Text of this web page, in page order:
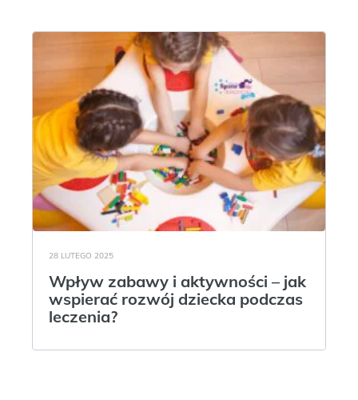
28 LUTEGO 2025
Wpływ zabawy i aktywności – jak
wspierać rozwój dziecka podczas
leczenia?